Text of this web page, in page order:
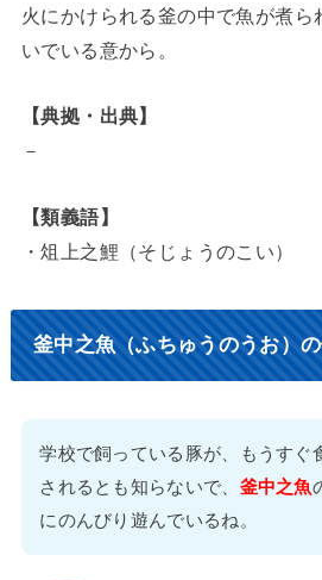
火にかけられる釜の中で魚が煮ら
いでいる意から。
【典拠・出典】
－
【類義語】
・俎上之鯉（そじょうのこい）
釜中之魚（ふちゅうのうお）
学校で飼っている豚が、もうすぐ
されるとも知らないで、 釜中之魚
にのんびり遊んでいるね。